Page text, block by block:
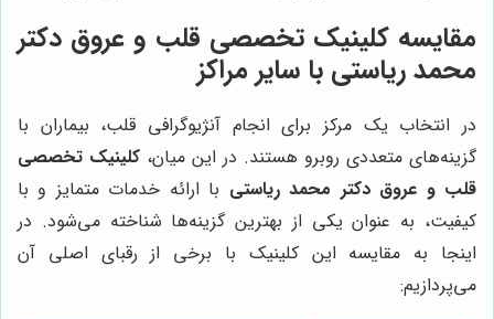
مقایسه کلینیک تخصصی قلب و عروق دکتر
محمد ریاستی با سایر مراکز
در انتخاب یک مرکز برای انجام آنژیوگرافی قلب، بیماران با
گزینه‌های متعددی روبرو هستند. در این میان، کلینیک تخصصی
قلب و عروق دکتر محمد ریاستی با ارائه خدمات متمایز و با
کیفیت، به عنوان یکی از بهترین گزینه‌ها شناخته می‌شود. در
اینجا به مقایسه این کلینیک با برخی از رقبای اصلی آن
می‌پردازیم: